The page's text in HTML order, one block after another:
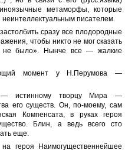
метаморфы, которые
писателем.
сразу все плодородные
чтобы никто не мог сказать
было». Нынче все — жалкие
момент у Н.Перумова —
— истинному творцу Мира —
его существ. Он, по-моему, сам
Компенсата, в руках героя
Блин, а ведь всего сто
еще.
героя Наимогущественнейшее